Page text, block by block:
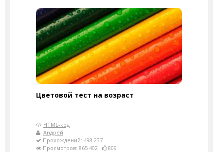
Цветовой тест на возраст
HTML-код
Андрей
Прохождений: 498 237
Просмотров: 865 402
809